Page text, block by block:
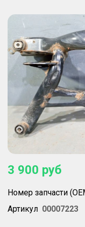
3 900 руб
Номер запчасти
Артикул 00007223